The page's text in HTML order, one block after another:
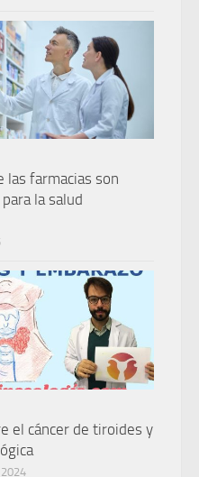
las farmacias son
la salud
el cáncer de tiroides y
2024